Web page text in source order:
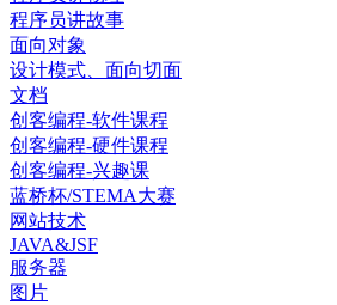
程序员讲故事
面向对象
设计模式、面向切面
文档
创客编程-软件课程
创客编程-硬件课程
创客编程-兴趣课
蓝桥杯/STEMA大赛
网站技术
JAVA&JSF
服务器
图片